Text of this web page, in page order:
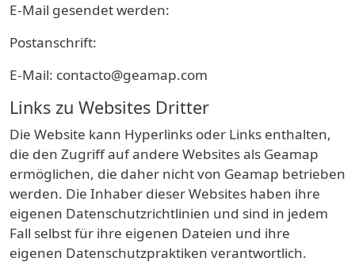
E-Mail gesendet werden:
Postanschrift:
E-Mail: contacto@geamap.com
Links zu Websites Dritter
Die Website kann Hyperlinks oder Links enthalten,
die den Zugriff auf andere Websites als Geamap
ermöglichen, die daher nicht von Geamap betrieben
werden. Die Inhaber dieser Websites haben ihre
eigenen Datenschutzrichtlinien und sind in jedem
Fall selbst für ihre eigenen Dateien und ihre
eigenen Datenschutzpraktiken verantwortlich.